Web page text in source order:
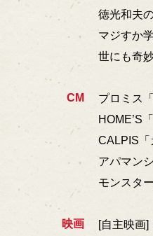
徳光和夫
マジすか
世にも奇
CM
プロミス
HOME’S
CALPIS「
アパマン
モンスタ
映画 [自主映画]